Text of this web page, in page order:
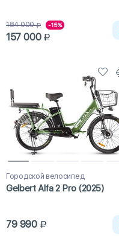
184 000 -15%
157 000
Городской велосипед
Gelbert Alfa 2 Pro (2025)
79 990